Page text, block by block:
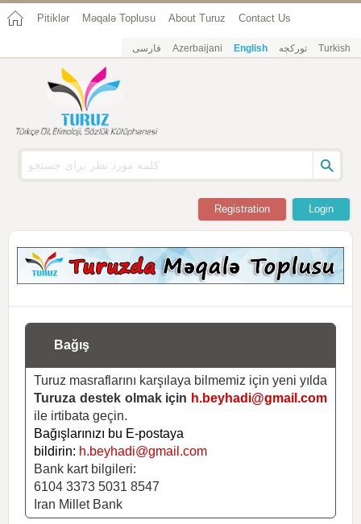
Pitiklər Məqalə Toplusu About Turuz Contact Us
فارسی Azerbaijani English تورکجه Turkish
Login
Registration
Bağış
Turuz masraflarını karşılaya bilmemiz için yeni yılda
Turuza destek olmak için h.beyhadi@gmail.com
ile irtibata geçin.
Bağışlarınızı bu E-postaya
bildirin: h.beyhadi@gmail.com
Bank kart bilgileri:
6104 3373 5031 8547
Iran Millet Bank